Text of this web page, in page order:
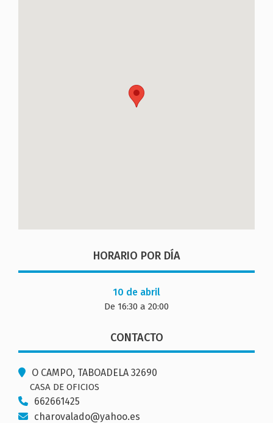
HORARIO POR DÍA
10 de abril
De 16:30 a 20:00
CONTACTO
O CAMPO, TABOADELA 32690
CASA DE OFICIOS
662661425
charovalado@yahoo.es